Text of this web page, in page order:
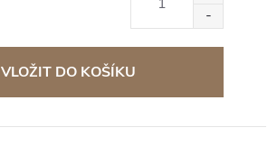
VLOŽIT DO KOŠÍKU